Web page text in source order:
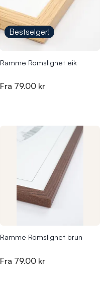
Bestselger!
Ramme Romslighet eik
Fra 79.00 kr
Ramme Romslighet brun
Fra 79.00 kr